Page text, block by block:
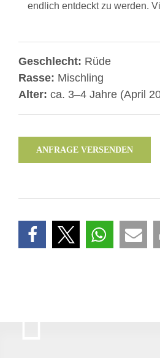
endlich entdeckt zu werden.
Geschlecht: Rüde
Rasse: Mischling
Alter: ca. 3–4 Jahre (April
ANFRAGE VERSENDEN